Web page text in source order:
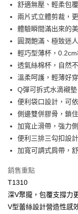
2.付款方式選擇「大哥付
流程，驗證手機門號後
3.實際核准額度、可分期
4.訂單成立30分鐘內，如
消。如遇「轉專審核」
法說明評估內容。
【繳款方式說明】
1.分期款項不併入電信
2.透過簡訊連結打開帳單
帳／街口支付／iPASS
【注意事項】
1.本服務係由「台灣大哥
用戶於交易時，得透過本
2.基於同意付款使用「大
由本公司與您本人進行分
3.完整用戶服務條款，請
相關說明
【關於「AFTEE先享後付
AFTEE先享後付是「在
１．簡單：不需註冊會員
２．便利：只要手機號碼
３．安心：先確認商品／
【「AFTEE先享後付」
１．於結帳方式選擇「
２．訂單成立數日內，您
３．收到繳費通知簡訊後
ATM／網路銀行／等多
※ 請注意：結帳手續完
購買商品的店家。未經商
後付繳納相關費用。
是否繳費成功／繳費後需
客戶支援中心」
【注意事項】
易，需依本服務之必要範
Hami Point
相關說明
會員帳號後，即可在購物
ATM付款
貨到付款
運送方式
全家取貨付款
每筆NT$80，滿
付款後全家取貨
萊爾富取貨付款
付款後萊爾富取貨
舒適無壓、輕柔包覆
兩片式立體剪裁，
體驗瞬間滿出來的
圓潤飽滿、極致迷
輕巧型薄杯，
透氣絲棉杯，自然
溫柔呵護，輕薄好
Q彈可拆式水滴襯
便利袋口設計，可
側邊雙併膠骨，鎖
加寬止滑帶，強力
便利三排三勾扣設
加寬可調式肩帶，
銷售重點
T1310
深V聚攏，包覆支撐力
V型蕾絲設計營造性感